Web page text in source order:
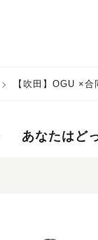
【吹田】OGU ×
あなたはど